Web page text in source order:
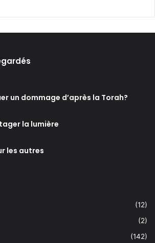
un dommage d’après la Torah?
la lumière
les autres
(12)
(2)
(142)